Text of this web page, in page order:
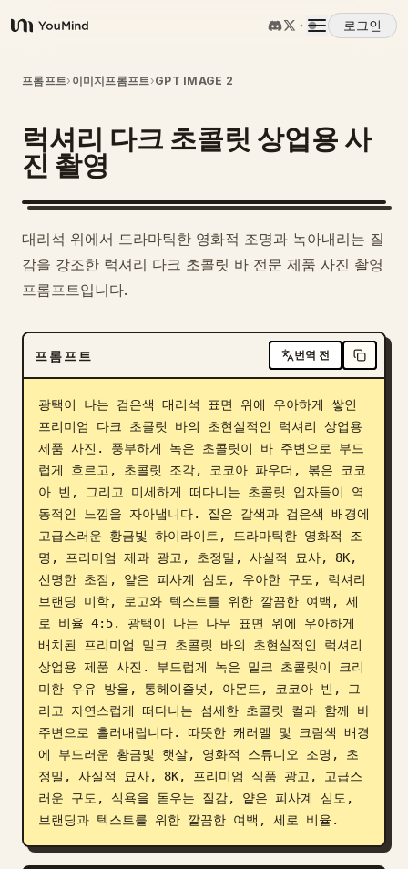
YouMind
로그인
개요
사용 사례
스킬
프롬프트
다운로드
블로그
업데이트
프롬프트› 이미지프롬프트›GPT IMAGE 2
럭셔리 다크 초콜릿 상업용 사
진 촬영
대리석 위에서 드라마틱한 영화적 조명과 녹아내리는 질
감을 강조한 럭셔리 다크 초콜릿 바 전문 제품 사진 촬영
프롬프트입니다.
프롬프트 번역 전
광택이 나는 검은색 대리석 표면 위에 우아하게 쌓인
프리미엄 다크 초콜릿 바의 초현실적인 럭셔리 상업용
제품 사진. 풍부하게 녹은 초콜릿이 바 주변으로 부드
럽게 흐르고, 초콜릿 조각, 코코아 파우더, 볶은 코코
아 빈, 그리고 미세하게 떠다니는 초콜릿 입자들이 역
동적인 느낌을 자아냅니다. 짙은 갈색과 검은색 배경에
고급스러운 황금빛 하이라이트, 드라마틱한 영화적 조
명, 프리미엄 제과 광고, 초정밀, 사실적 묘사, 8K,
선명한 초점, 얕은 피사계 심도, 우아한 구도, 럭셔리
브랜딩 미학, 로고와 텍스트를 위한 깔끔한 여백, 세
로 비율 4:5. 광택이 나는 나무 표면 위에 우아하게
배치된 프리미엄 밀크 초콜릿 바의 초현실적인 럭셔리
상업용 제품 사진. 부드럽게 녹은 밀크 초콜릿이 크리
미한 우유 방울, 통헤이즐넛, 아몬드, 코코아 빈, 그
리고 자연스럽게 떠다니는 섬세한 초콜릿 컬과 함께 바
주변으로 흘러내립니다. 따뜻한 캐러멜 및 크림색 배경
에 부드러운 황금빛 햇살, 영화적 스튜디오 조명, 초
정밀, 사실적 묘사, 8K, 프리미엄 식품 광고, 고급스
러운 구도, 식욕을 돋우는 질감, 얕은 피사계 심도,
브랜딩과 텍스트를 위한 깔끔한 여백, 세로 비율.